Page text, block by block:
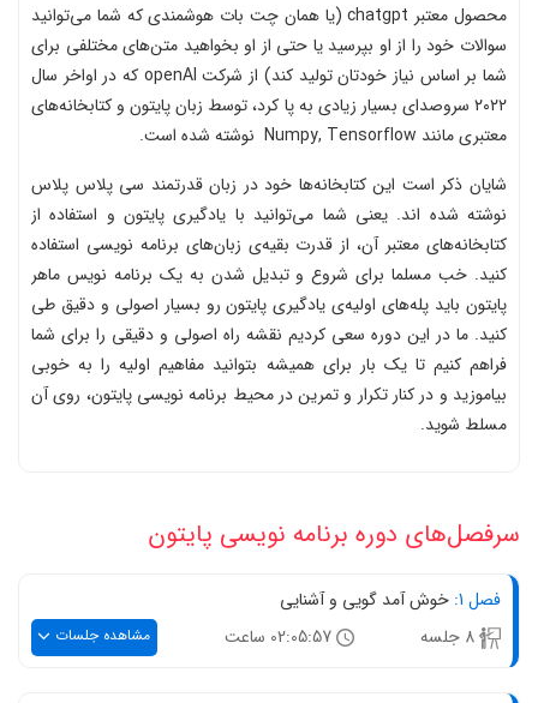
محصول معتبر chatgpt (یا همان چت بات هوشمندی که شما می‌توانید
سوالات خود را از او بپرسید یا حتی از او بخواهید متن‌های مختلفی برای
شما بر اساس نیاز خودتان تولید کند) از شرکت openAI که در اواخر سال
۲۰۲۲ سروصدای بسیار زیادی به پا کرد، توسط زبان پایتون و کتابخانه‌های
معتبری مانند Numpy, Tensorflow نوشته شده است.
شایان ذکر است این کتابخانه‌ها خود در زبان قدرتمند سی پلاس پلاس
نوشته شده اند. یعنی شما می‌توانید با یادگیری پایتون و استفاده از
کتابخانه‌های معتبر آن، از قدرت بقیه‌ی زبان‌های برنامه نویسی استفاده
کنید. خب مسلما برای شروع و تبدیل شدن به یک برنامه نویس ماهر
پایتون باید پله‌های اولیه‌ی یادگیری پایتون رو بسیار اصولی و دقیق طی
کنید. ما در این دوره سعی کردیم نقشه راه اصولی و دقیقی را برای شما
فراهم کنیم تا یک بار برای همیشه بتوانید مفاهیم اولیه را به خوبی
بیاموزید و در کنار تکرار و تمرین در محیط برنامه نویسی پایتون، روی آن
مسلط شوید.
سرفصل‌های دوره برنامه نویسی پایتون
فصل 1:
خوش‌ آمد گویی و آشنایی
02:05:57 ساعت مشاهده جلسات